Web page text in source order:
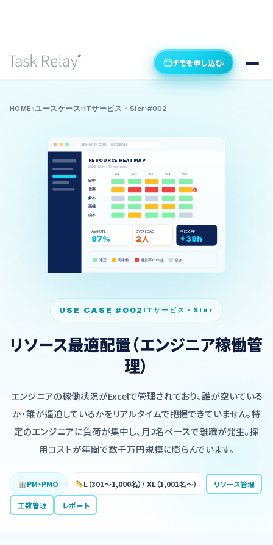
デモを申し込む›
HOME ›ユースケース›ITサービス・SIer›#002
USE CASE #002 ITサービス・SIer
リソース最適配置（エンジニア稼働管
理）
エンジニアの稼働状況がExcelで管理されており、誰が空いている
か・誰が逼迫しているかをリアルタイムで把握できていません。特
定のエンジニアに負荷が集中し、月2名ペースで離職が発生。採
用コストが年間で数千万円規模に膨らんでいます。
PM・PMO L（301〜1,000名）/ XL（1,001名〜） リソース管理
工数管理 レポート
task-relay.com / resources
RESOURCE HEATMAP
2026 May / 12 members
W1 W2 W3 W4 W5
田中
佐藤 !
鈴木
高橋
山本
AVG UTIL
87%
OVERLOAD
2人
FREE CAP
+38h
適正 高稼働 過負荷120%超 空き